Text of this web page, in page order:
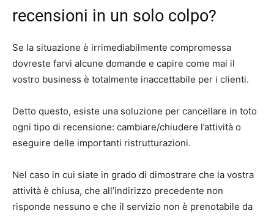
recensioni in un solo colpo?
Se la situazione è irrimediabilmente compromessa
dovreste farvi alcune domande e capire come mai il
vostro business è totalmente inaccettabile per i clienti.
Detto questo, esiste una soluzione per cancellare in toto
ogni tipo di recensione: cambiare/chiudere l’attività o
eseguire delle importanti ristrutturazioni.
Nel caso in cui siate in grado di dimostrare che la vostra
attività è chiusa, che all’indirizzo precedente non
risponde nessuno e che il servizio non è prenotabile da